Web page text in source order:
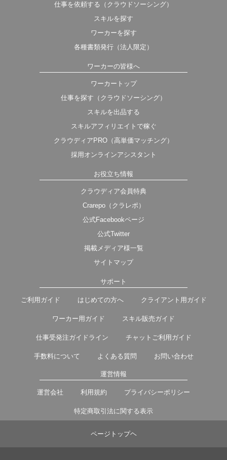
仕事を依頼する（クラウドソーシング）
スキルを探す
ワーカーを探す
各種書類発行（法人限定）
ワーカーの皆様へ
ワーカートップ
仕事を探す（クラウドソーシング）
スキルを出品する
スキルアフィリエイトで稼ぐ
クラウディアPRO（高単価マッチング）
採用オンラインアシスタント
お役立ち情報
クラウディア会員特典
Crarepo（クラレポ）
公式Facebookページ
公式Twitter
掲載メディア様一覧
サイトマップ
サポート
ご利用ガイド はじめての方へ クライアント用ガイド
ワーカー用ガイド スキル販売ガイド
仕事受発注ガイドライン チャットご利用ガイド
手数料について よくある質問 お問い合わせ
運営情報
運営会社 利用規約 プライバシーポリシー
特定商取引法に関する表示
ページトップヘ